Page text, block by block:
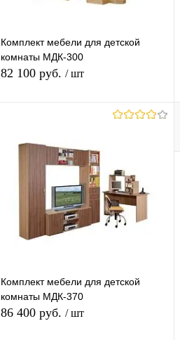
Комплект мебели для детской
комнаты МДК-300
82 100 руб. / шт
Купить в 1 клик
В избранное В наличии
Комплект мебели для детской
комнаты МДК-370
86 400 руб. / шт